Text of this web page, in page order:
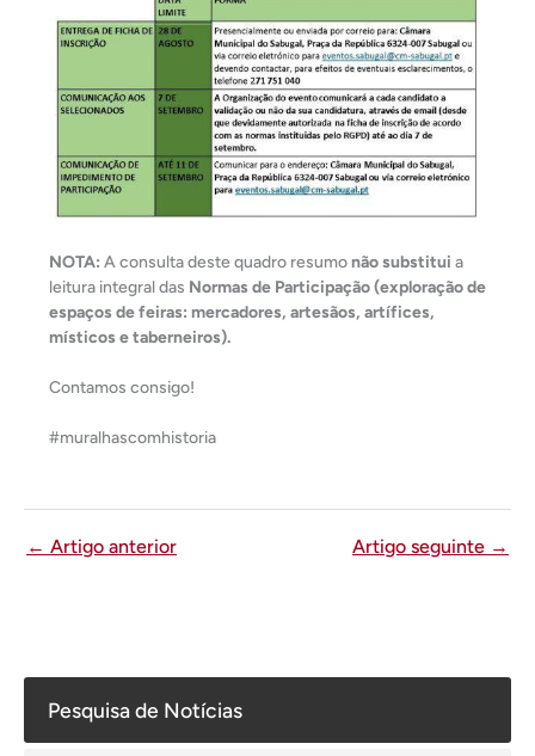
Pesquisa de Notícias
NOTA: A consulta deste quadro resumonão substitui a
leitura integral das Normas de Participação (exploração de
espaços de feiras: mercadores, artesãos, artífices,
místicos e taberneiros).
Contamos consigo!
#muralhascomhistoria
← Artigo anterior Artigo seguinte →